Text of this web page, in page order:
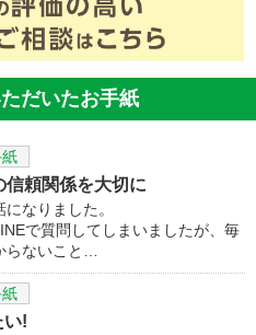
だいたお手紙
信頼関係を大切に
なりました。
で質問してしまいましたが、毎
らないこと…
い!